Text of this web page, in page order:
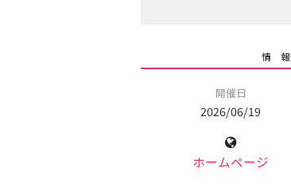
情 報
開催日
2026/06/19
ホームページ